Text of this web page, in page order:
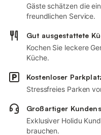
Gäste schätzen die
freundlichen Service.
Gut ausgestattete
Kochen Sie leckere
Küche.
Kostenloser
Stressfreies Parken
Großartiger
Exklusiver Holidu
brauchen.